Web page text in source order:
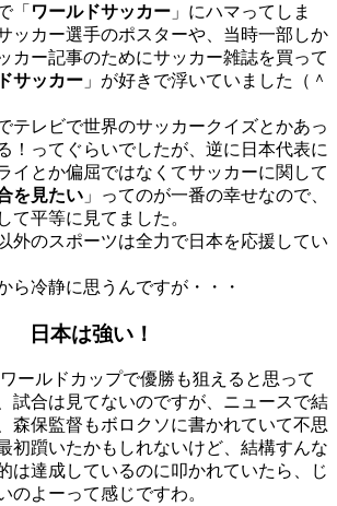
「 ワールドサッカー 」にハマってしま
ッカー選手のポスターや、当時一部しか
カー記事のためにサッカー雑誌を買って
サッカー 」が好きで浮いていました（＾
テレビで世界のサッカークイズとかあっ
！ってぐらいでしたが、逆に日本代表に
イとか偏屈ではなくてサッカーに関して
を見たい 」ってのが一番の幸せなので、
て平等に見てました。
外のスポーツは全力で日本を応援してい
ら冷静に思うんですが・・・
日本は強い！
ールドカップで優勝も狙えると思って
試合は見てないのですが、ニュースで結
森保監督もボロクソに書かれていて不思
初躓いたかもしれないけど、結構すんな
は達成しているのに叩かれていたら、じ
のよーって感じですわ。